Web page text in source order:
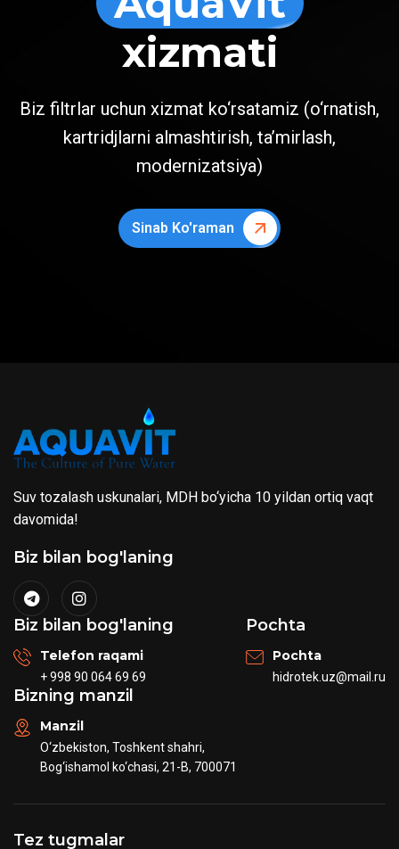
xizmati
Biz filtrlar uchun xizmat ko‘rsatamiz (o‘rnatish,
kartridjlarni almashtirish, ta’mirlash,
modernizatsiya)
Sinab Ko'raman
Suv tozalash uskunalari, MDH bo‘yicha 10 yildan ortiq vaqt
davomida!
Biz bilan bog'laning
Biz bilan bog'laning
Telefon raqami
+ 998 90 064 69 69
Pochta
Pochta
hidrotek.uz@mail.ru
Bizning manzil
Manzil
O‘zbekiston, Toshkent shahri,
Bog‘ishamol ko‘chasi, 21-B, 700071
Tez tugmalar